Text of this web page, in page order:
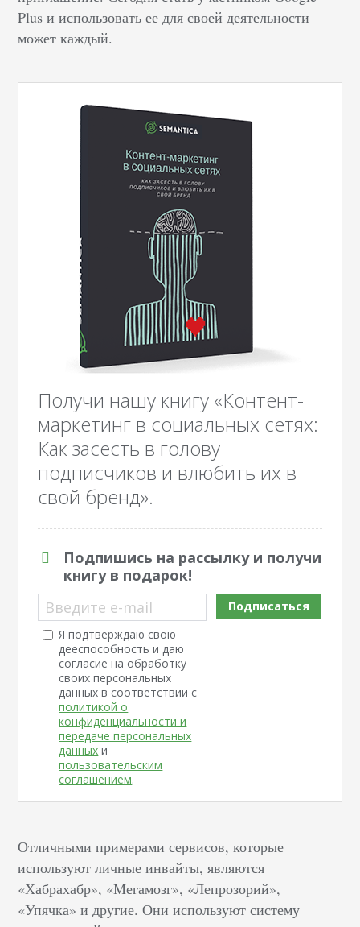
Plus и использовать ее для своей деятельности
может каждый.
Получи нашу книгу «Контент-
маркетинг в социальных сетях:
Как засесть в голову
подписчиков и влюбить их в
свой бренд».
Подпишись на рассылку и получи
книгу в подарок!
Введите e-mail
Я подтверждаю свою
дееспособность и даю
согласие на обработку
своих персональных
данных в соответствии с
политикой о
конфиденциальности и
передаче персональных
данных и
пользовательским
соглашением.
Подписаться
Отличными примерами сервисов, которые
используют личные инвайты, являются
«Хабрахабр», «Мегамозг», «Лепрозорий»,
«Упячка» и другие. Они используют систему